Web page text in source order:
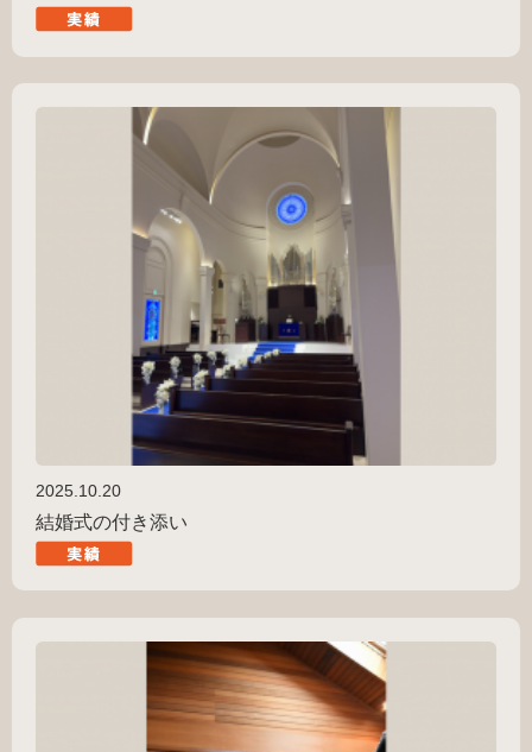
2025.10.20
結婚式の付き添い